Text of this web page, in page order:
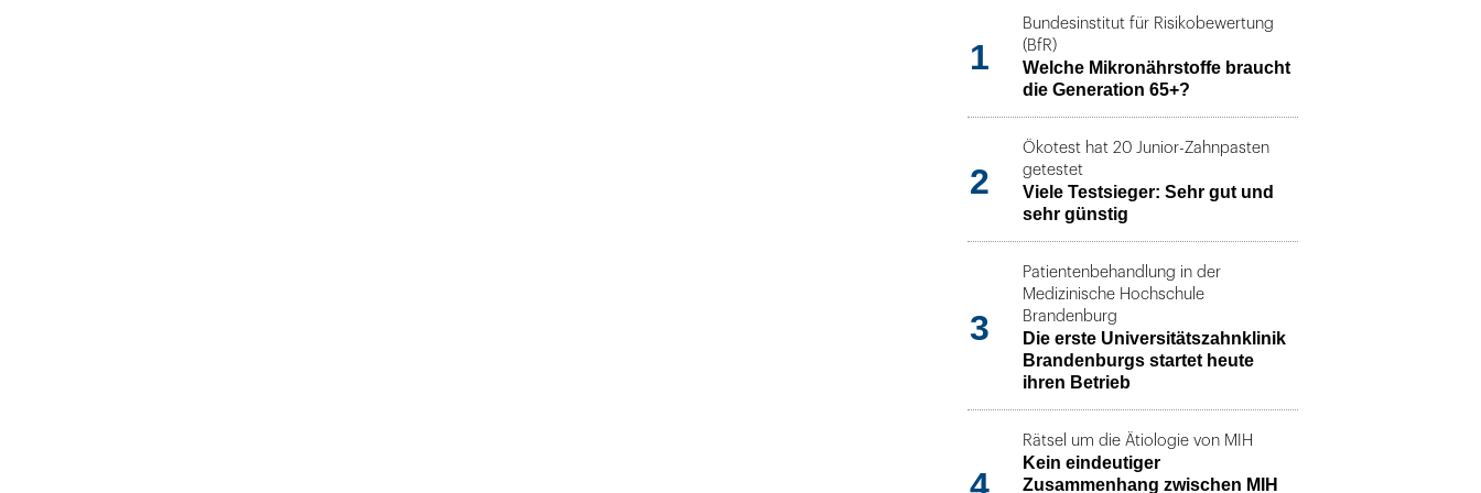
1
Bundesinstitut für Risikobewertung
(BfR)
Welche Mikronährstoffe braucht
die Generation 65+?
2
Ökotest hat 20 Junior-Zahnpasten
getestet
Viele Testsieger: Sehr gut und
sehr günstig
3
Patientenbehandlung in der
Medizinische Hochschule
Brandenburg
Die erste Universitätszahnklinik
Brandenburgs startet heute
ihren Betrieb
4
Rätsel um die Ätiologie von MIH
Kein eindeutiger
Zusammenhang zwischen MIH